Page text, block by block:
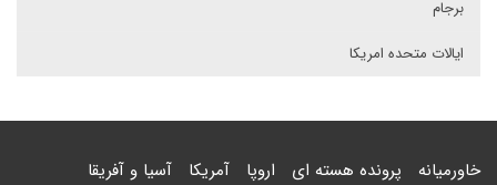
برجام
ایالات متحده امریکا
خاورمیانه پرونده هسته ای اروپا آمریکا آسیا و آفریقا